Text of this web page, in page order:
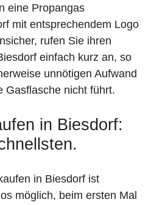
eine Propangas
mit entsprechendem Logo
rufen Sie ihren
einfach kurz an, so
unnötigen Aufwand
Gasflasche nicht führt.
in Biesdorf:
in Biesdorf ist
möglich, beim ersten Mal